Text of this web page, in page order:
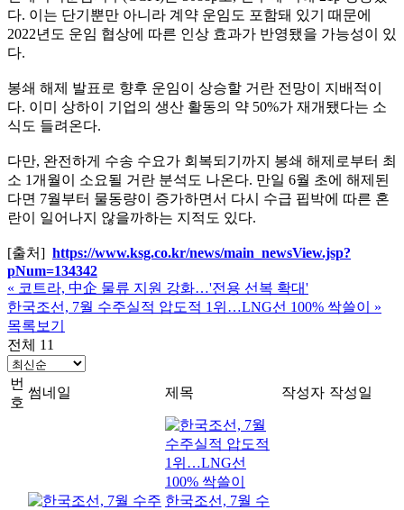
다. 이는 단기뿐만 아니라 계약 운임도 포함돼 있기 때문에
2022년도 운임 협상에 따른 인상 효과가 반영됐을 가능성이 있
다.
봉쇄 해제 발표로 향후 운임이 상승할 거란 전망이 지배적이
다. 이미 상하이 기업의 생산 활동의 약 50%가 재개됐다는 소
식도 들려온다.
다만, 완전하게 수송 수요가 회복되기까지 봉쇄 해제로부터 최
소 1개월이 소요될 거란 분석도 나온다. 만일 6월 초에 해제된
다면 7월부터 물동량이 증가하면서 다시 수급 핍박에 따른 혼
란이 일어나지 않을까하는 지적도 있다.
[출처] https://www.ksg.co.kr/news/main_newsView.jsp?
pNum=134342
« 코트라, 中企 물류 지원 강화…'전용 선복 확대'
한국조선, 7월 수주실적 압도적 1위…LNG선 100% 싹쓸이
»
목록보기
전체 11
번
호
썸네일 제목 작성자 작성일
한국조선, 7월 수